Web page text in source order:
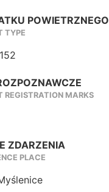
POWIETRZNEGO
TYPE
REGISTRATION MARKS
ZDARZENIA
PLACE